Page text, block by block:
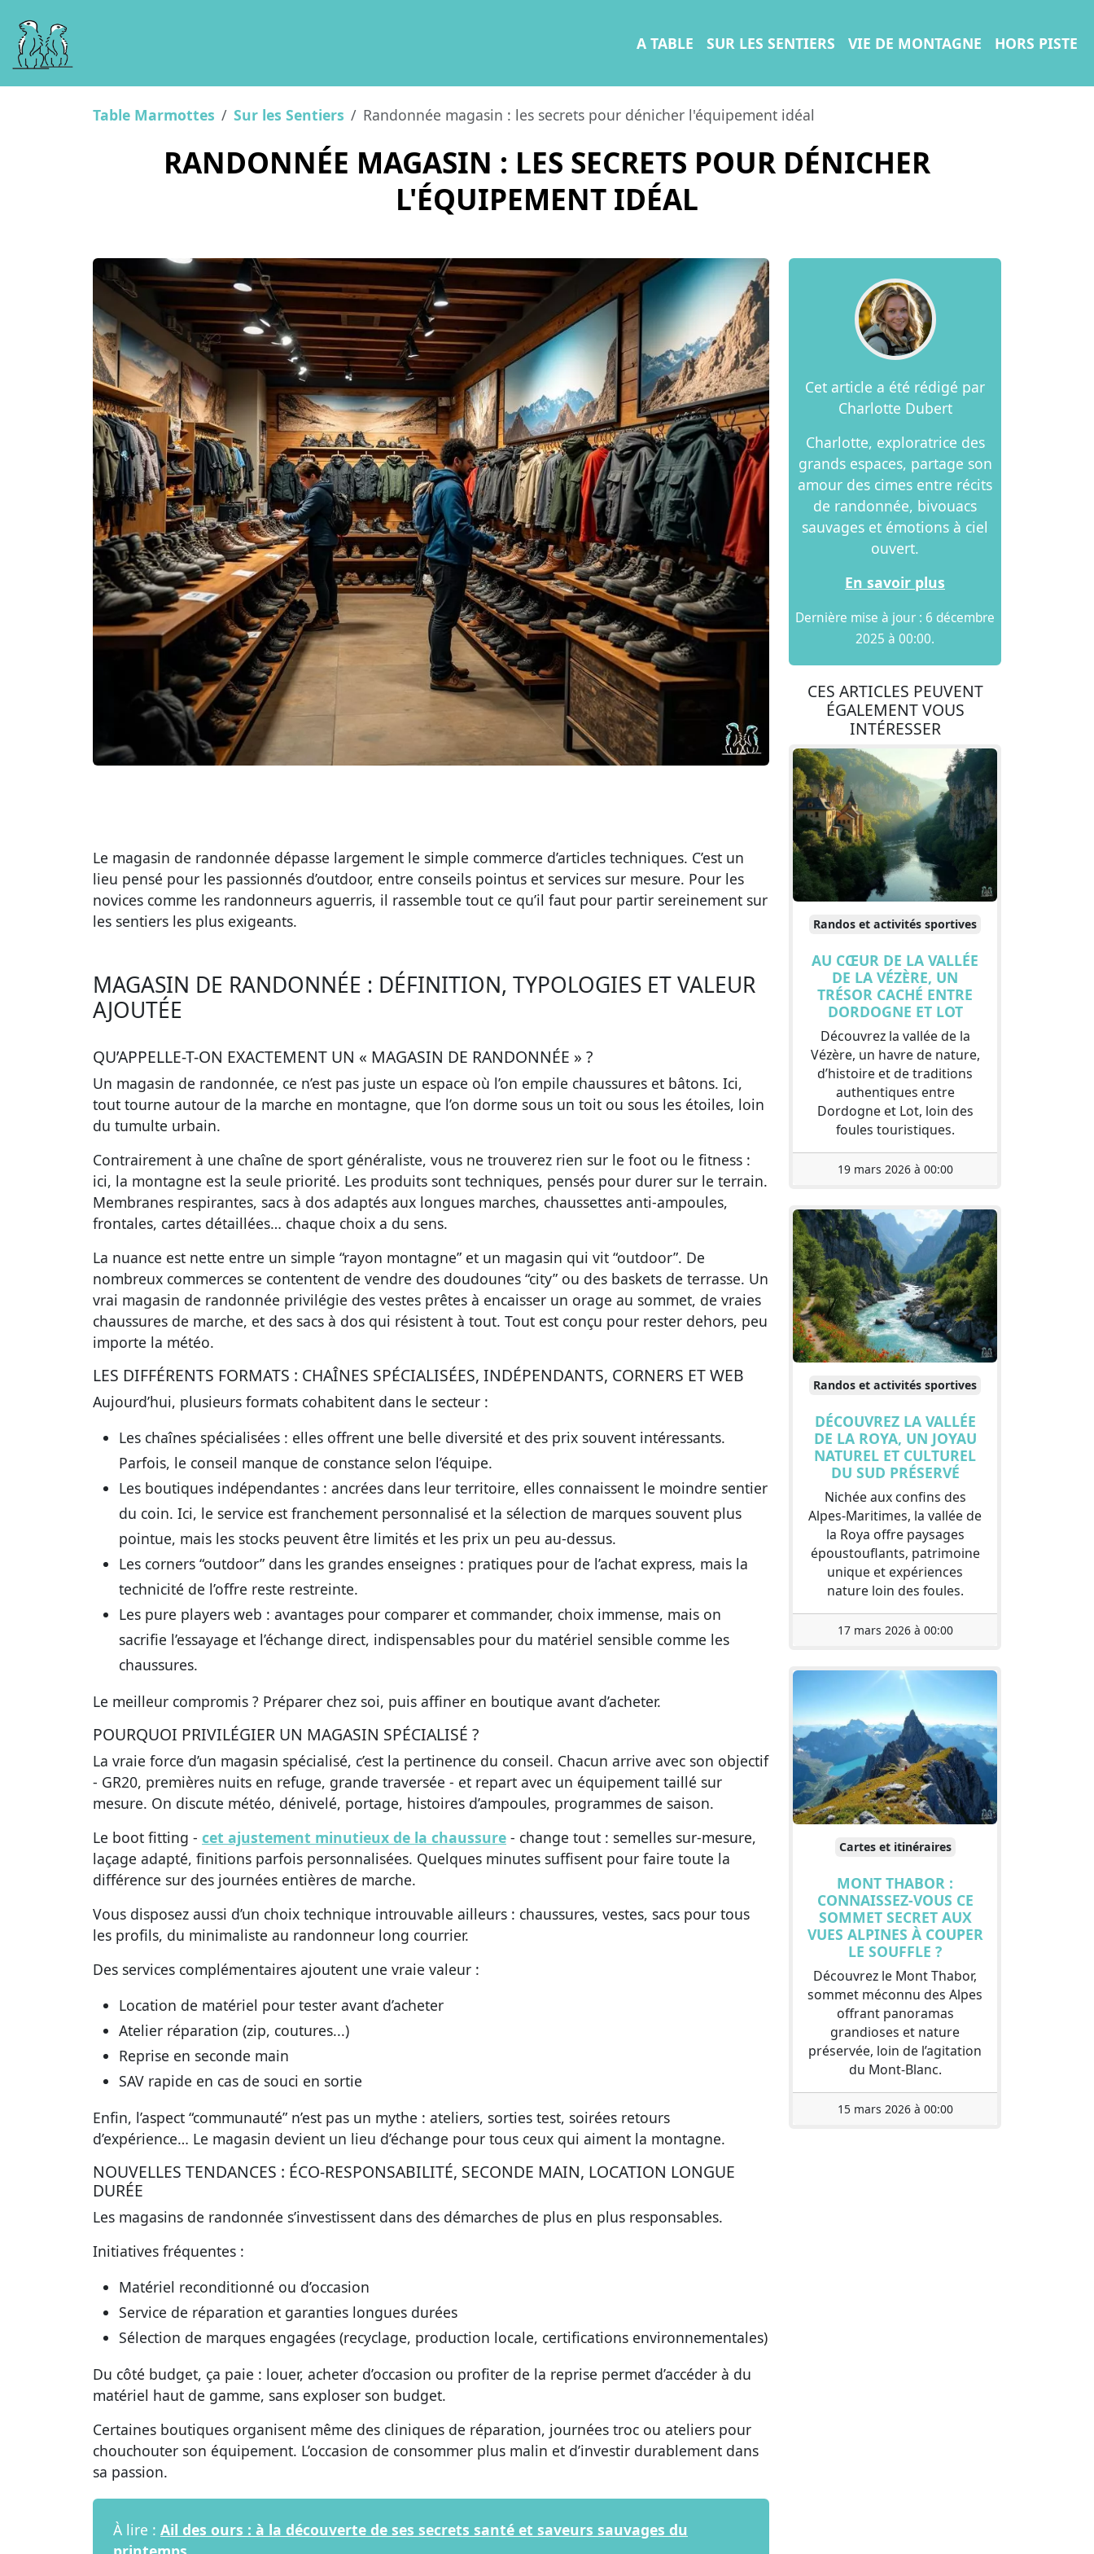
A TABLE SUR LES SENTIERS VIE DE MONTAGNE HORS PISTE
Table Marmottes Sur les Sentiers Randonnée magasin : les secrets pour dénicher l'équipement idéal
RANDONNÉE MAGASIN : LES SECRETS POUR DÉNICHER
L'ÉQUIPEMENT IDÉAL
Le magasin de randonnée dépasse largement le simple commerce d’articles techniques. C’est un
lieu pensé pour les passionnés d’outdoor, entre conseils pointus et services sur mesure. Pour les
novices comme les randonneurs aguerris, il rassemble tout ce qu’il faut pour partir sereinement sur
les sentiers les plus exigeants.
MAGASIN DE RANDONNÉE : DÉFINITION, TYPOLOGIES ET VALEUR
AJOUTÉE
QU’APPELLE-T-ON EXACTEMENT UN « MAGASIN DE RANDONNÉE » ?
Un magasin de randonnée, ce n’est pas juste un espace où l’on empile chaussures et bâtons. Ici,
tout tourne autour de la marche en montagne, que l’on dorme sous un toit ou sous les étoiles, loin
du tumulte urbain.
Contrairement à une chaîne de sport généraliste, vous ne trouverez rien sur le foot ou le fitness :
ici, la montagne est la seule priorité. Les produits sont techniques, pensés pour durer sur le terrain.
Membranes respirantes, sacs à dos adaptés aux longues marches, chaussettes anti-ampoules,
frontales, cartes détaillées… chaque choix a du sens.
La nuance est nette entre un simple “rayon montagne” et un magasin qui vit “outdoor”. De
nombreux commerces se contentent de vendre des doudounes “city” ou des baskets de terrasse. Un
vrai magasin de randonnée privilégie des vestes prêtes à encaisser un orage au sommet, de vraies
chaussures de marche, et des sacs à dos qui résistent à tout. Tout est conçu pour rester dehors, peu
importe la météo.
LES DIFFÉRENTS FORMATS : CHAÎNES SPÉCIALISÉES, INDÉPENDANTS, CORNERS ET WEB
Aujourd’hui, plusieurs formats cohabitent dans le secteur :
Les chaînes spécialisées : elles offrent une belle diversité et des prix souvent intéressants.
Parfois, le conseil manque de constance selon l’équipe.
Les boutiques indépendantes : ancrées dans leur territoire, elles connaissent le moindre sentier
du coin. Ici, le service est franchement personnalisé et la sélection de marques souvent plus
pointue, mais les stocks peuvent être limités et les prix un peu au-dessus.
Les corners “outdoor” dans les grandes enseignes : pratiques pour de l’achat express, mais la
technicité de l’offre reste restreinte.
Les pure players web : avantages pour comparer et commander, choix immense, mais on
sacrifie l’essayage et l’échange direct, indispensables pour du matériel sensible comme les
chaussures.
Le meilleur compromis ? Préparer chez soi, puis affiner en boutique avant d’acheter.
POURQUOI PRIVILÉGIER UN MAGASIN SPÉCIALISÉ ?
La vraie force d’un magasin spécialisé, c’est la pertinence du conseil. Chacun arrive avec son objectif
- GR20, premières nuits en refuge, grande traversée - et repart avec un équipement taillé sur
mesure. On discute météo, dénivelé, portage, histoires d’ampoules, programmes de saison.
Le boot fitting - cet ajustement minutieux de la chaussure - change tout : semelles sur-mesure,
laçage adapté, finitions parfois personnalisées. Quelques minutes suffisent pour faire toute la
différence sur des journées entières de marche.
Vous disposez aussi d’un choix technique introuvable ailleurs : chaussures, vestes, sacs pour tous
les profils, du minimaliste au randonneur long courrier.
Des services complémentaires ajoutent une vraie valeur :
Location de matériel pour tester avant d’acheter
Atelier réparation (zip, coutures...)
Reprise en seconde main
SAV rapide en cas de souci en sortie
Enfin, l’aspect “communauté” n’est pas un mythe : ateliers, sorties test, soirées retours
d’expérience… Le magasin devient un lieu d’échange pour tous ceux qui aiment la montagne.
NOUVELLES TENDANCES : ÉCO-RESPONSABILITÉ, SECONDE MAIN, LOCATION LONGUE
DURÉE
Les magasins de randonnée s’investissent dans des démarches de plus en plus responsables.
Initiatives fréquentes :
Matériel reconditionné ou d’occasion
Service de réparation et garanties longues durées
Sélection de marques engagées (recyclage, production locale, certifications environnementales)
Du côté budget, ça paie : louer, acheter d’occasion ou profiter de la reprise permet d’accéder à du
matériel haut de gamme, sans exploser son budget.
Certaines boutiques organisent même des cliniques de réparation, journées troc ou ateliers pour
chouchouter son équipement. L’occasion de consommer plus malin et d’investir durablement dans
sa passion.
À lire : Ail des ours : à la découverte de ses secrets santé et saveurs sauvages du
Cet article a été rédigé par
Charlotte Dubert
Charlotte, exploratrice des
grands espaces, partage son
amour des cimes entre récits
de randonnée, bivouacs
sauvages et émotions à ciel
ouvert.
En savoir plus
Dernière mise à jour : 6 décembre
2025 à 00:00.
CES ARTICLES PEUVENT
ÉGALEMENT VOUS
INTÉRESSER
Randos et activités sportives
AU CŒUR DE LA VALLÉE
DE LA VÉZÈRE, UN
TRÉSOR CACHÉ ENTRE
DORDOGNE ET LOT
Découvrez la vallée de la
Vézère, un havre de nature,
d’histoire et de traditions
authentiques entre
Dordogne et Lot, loin des
foules touristiques.
19 mars 2026 à 00:00
Randos et activités sportives
DÉCOUVREZ LA VALLÉE
DE LA ROYA, UN JOYAU
NATUREL ET CULTUREL
DU SUD PRÉSERVÉ
Nichée aux confins des
Alpes-Maritimes, la vallée de
la Roya offre paysages
époustouflants, patrimoine
unique et expériences
nature loin des foules.
17 mars 2026 à 00:00
Cartes et itinéraires
MONT THABOR :
CONNAISSEZ-VOUS CE
SOMMET SECRET AUX
VUES ALPINES À COUPER
LE SOUFFLE ?
Découvrez le Mont Thabor,
sommet méconnu des Alpes
offrant panoramas
grandioses et nature
préservée, loin de l’agitation
du Mont-Blanc.
15 mars 2026 à 00:00